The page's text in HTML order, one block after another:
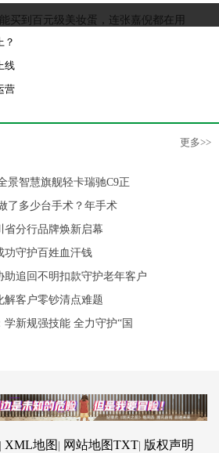
？
线
营
更多>>
景智慧旗舰轻卡瑞驰C9正
了多少台手术？年手术
省分行品牌焕新启幕
功守护百姓血汗钱
助追回不明扣款守护老年客户
解客户零钞清点难题
新规强技能 全力守护“国
XML地图 网站地图TXT 版权声明